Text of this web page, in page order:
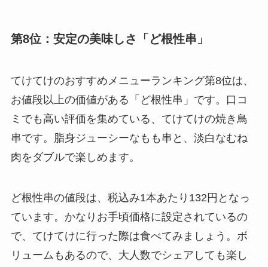
第8位：安定の美味しさ「ど根性串」
てけてけのおすすめメニューランキング第8位は、
お値段以上の価値がある「ど根性串」です。口コ
ミでも高い評価を集めている、てけてけの焼き鳥
串です。脂身ジューシーなもも串と、淡白なむね
肉をダブルで楽しめます。
ど根性串の値段は、税込み1本あたり132円となっ
ています。かなりお手頃価格に設定されているの
で、てけてけに行った際は食べてみましょう。ボ
リュームもあるので、大人数でシェアしても楽し